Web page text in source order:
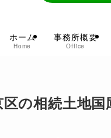
ホーム
Home
事務所概要
Office
の相続土地